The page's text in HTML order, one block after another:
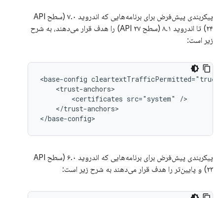
پیکربندی پیش‌فرض برای برنامه‌هایی که اندروید ۷.۰ (سطح API
۲۴) تا اندروید ۸.۱ (سطح API ۲۷) را هدف قرار می‌دهند، به شرح
زیر است:
<base-config
<certificates src="system"
</trust-anchors>
</base-config>
پیکربندی پیش‌فرض برای برنامه‌هایی که اندروید ۶.۰ (سطح API
۲۳) و پایین‌تر را هدف قرار می‌دهند به شرح زیر است: